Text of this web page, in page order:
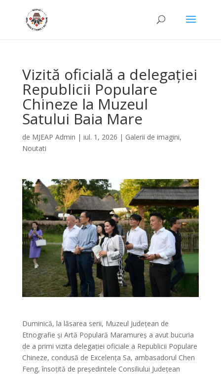
Vizită oficială a delegației
Republicii Populare
Chineze la Muzeul
Satului Baia Mare
de MJEAP Admin | iul. 1, 2026 | Galerii de imagini,
Noutati
Duminică, la lăsarea serii, Muzeul Județean de
Etnografie și Artă Populară Maramureș a avut bucuria
de a primi vizita delegației oficiale a Republicii Populare
Chineze, condusă de Excelența Sa, ambasadorul Chen
Feng, însoțită de președintele Consiliului Județean